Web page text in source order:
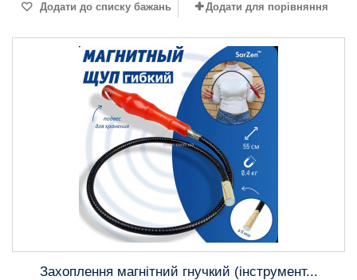
Додати до списку бажань Додати для порівняння
Захоплення магнітний гнучкий (інструмент...